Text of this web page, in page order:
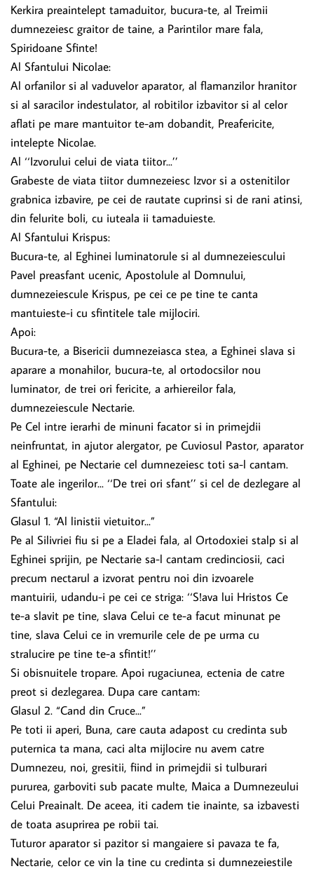
Kerkira preaintelept tamaduitor, bucura-te, al Treimii
dumnezeiesc graitor de taine, a Parintilor mare fala,
Spiridoane Sfinte!
Al Sfantului Nicolae:
Al orfanilor si al vaduvelor aparator, al flamanzilor hranitor
si al saracilor indestulator, al robitilor izbavitor si al celor
aflati pe mare mantuitor te-am dobandit, Preafericite,
intelepte Nicolae.
Al ‘‘Izvorului celui de viata tiitor...’’
Grabeste de viata tiitor dumnezeiesc Izvor si a ostenitilor
grabnica izbavire, pe cei de rautate cuprinsi si de rani atinsi,
din felurite boli, cu iuteala ii tamaduieste.
Al Sfantului Krispus:
Bucura-te, al Eghinei luminatorule si al dumnezeiescului
Pavel preasfant ucenic, Apostolule al Domnului,
dumnezeiescule Krispus, pe cei ce pe tine te canta
mantuieste-i cu sfintitele tale mijlociri.
Apoi:
Bucura-te, a Bisericii dumnezeiasca stea, a Eghinei slava si
aparare a monahilor, bucura-te, al ortodocsilor nou
luminator, de trei ori fericite, a arhiereilor fala,
dumnezeiescule Nectarie.
Pe Cel intre ierarhi de minuni facator si in primejdii
neinfruntat, in ajutor alergator, pe Cuviosul Pastor, aparator
al Eghinei, pe Nectarie cel dumnezeiesc toti sa-l cantam.
Toate ale ingerilor... ‘‘De trei ori sfant’’ si cel de dezlegare al
Sfantului:
Glasul 1. “Al linistii vietuitor...”
Pe al Silivriei fiu si pe a Eladei fala, al Ortodoxiei stalp si al
Eghinei sprijin, pe Nectarie sa-l cantam credinciosii, caci
precum nectarul a izvorat pentru noi din izvoarele
mantuirii, udandu-i pe cei ce striga: ‘‘S!ava lui Hristos Ce
te-a slavit pe tine, slava Celui ce te-a facut minunat pe
tine, slava Celui ce in vremurile cele de pe urma cu
stralucire pe tine te-a sfintit!’’
Si obisnuitele tropare. Apoi rugaciunea, ectenia de catre
preot si dezlegarea. Dupa care cantam:
Glasul 2. “Cand din Cruce...”
Pe toti ii aperi, Buna, care cauta adapost cu credinta sub
puternica ta mana, caci alta mijlocire nu avem catre
Dumnezeu, noi, gresitii, fiind in primejdii si tulburari
pururea, garboviti sub pacate multe, Maica a Dumnezeului
Celui Preainalt. De aceea, iti cadem tie inainte, sa izbavesti
de toata asuprirea pe robii tai.
Tuturor aparator si pazitor si mangaiere si pavaza te fa,
Nectarie, celor ce vin la tine cu credinta si dumnezeiestile